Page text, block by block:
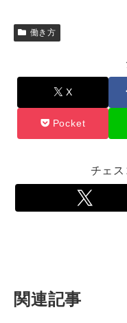
働き方
X
Pocket
チェ
関連記事